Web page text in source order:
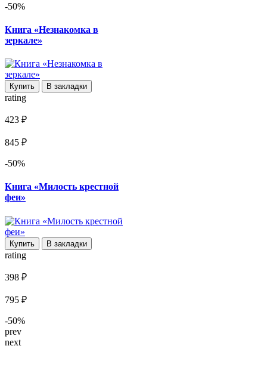
-50%
Книга «Незнакомка в
зеркале»
Купить В закладки
rating
423 ₽
845 ₽
-50%
Книга «Милость крестной
феи»
Купить В закладки
rating
398 ₽
795 ₽
-50%
prev
next